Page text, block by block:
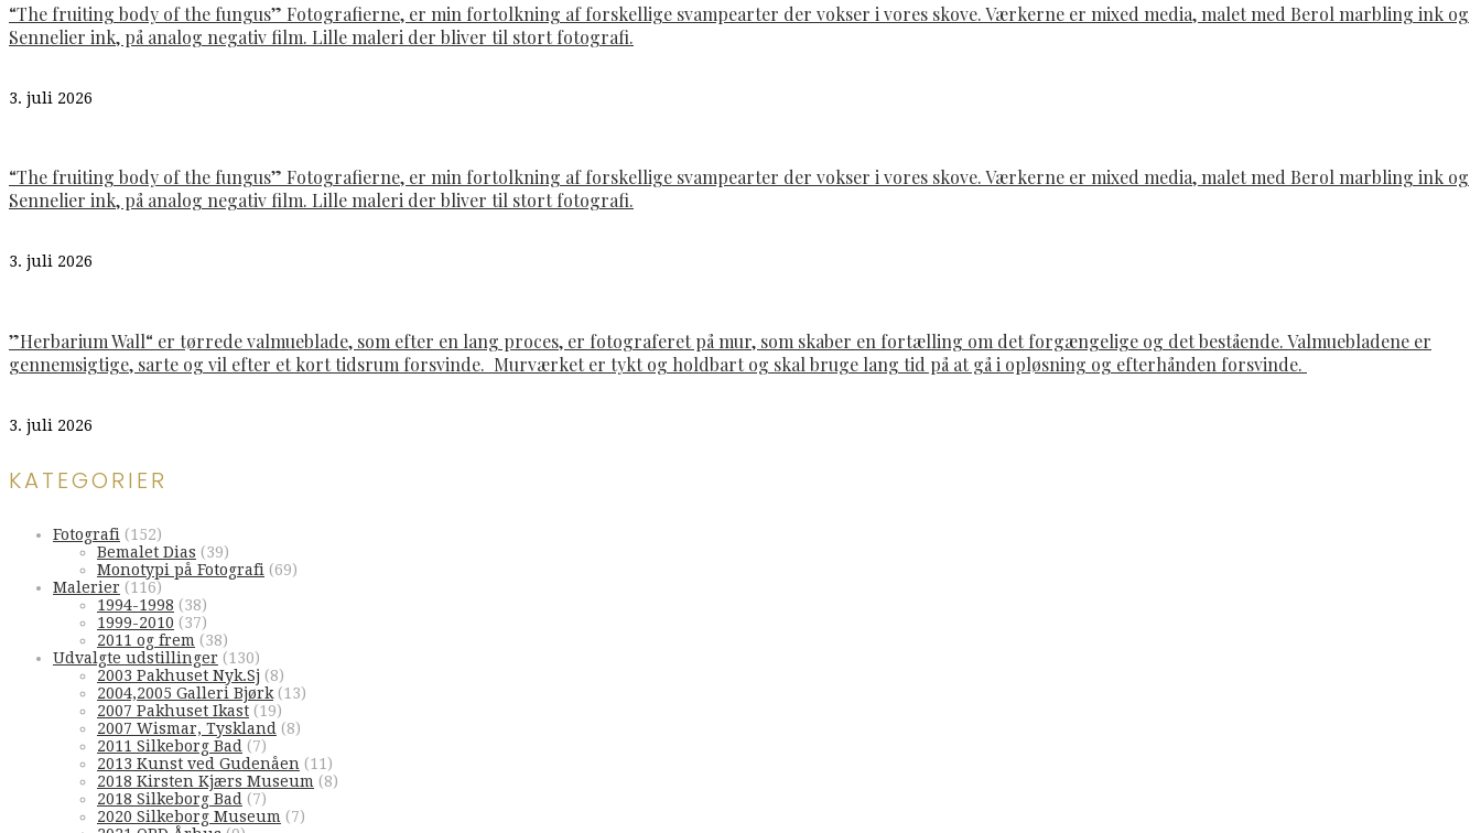
“The fruiting body of the fungus” Fotografierne, er min fortolkning af forskellige svampearter der vokser i vores skove. Værkerne er mixed media, malet med Berol marbling ink og
Sennelier ink, på analog negativ film. Lille maleri der bliver til stort fotografi.
3. juli 2026
“The fruiting body of the fungus” Fotografierne, er min fortolkning af forskellige svampearter der vokser i vores skove. Værkerne er mixed media, malet med Berol marbling ink og
Sennelier ink, på analog negativ film. Lille maleri der bliver til stort fotografi.
3. juli 2026
”Herbarium Wall“ er tørrede valmueblade, som efter en lang proces, er fotograferet på mur, som skaber en fortælling om det forgængelige og det bestående. Valmuebladene er
gennemsigtige, sarte og vil efter et kort tidsrum forsvinde. Murværket er tykt og holdbart og skal bruge lang tid på at gå i opløsning og efterhånden forsvinde.
3. juli 2026
KATEGORIER
Fotografi (152)
Bemalet Dias (39)
Monotypi på Fotografi (69)
Malerier (116)
1994-1998 (38)
1999-2010 (37)
2011 og frem (38)
Udvalgte udstillinger (130)
2003 Pakhuset Nyk.Sj (8)
2004,2005 Galleri Bjørk (13)
2007 Pakhuset Ikast (19)
2007 Wismar, Tyskland (8)
2011 Silkeborg Bad (7)
2013 Kunst ved Gudenåen (11)
2018 Kirsten Kjærs Museum (8)
2018 Silkeborg Bad (7)
2020 Silkeborg Museum (7)